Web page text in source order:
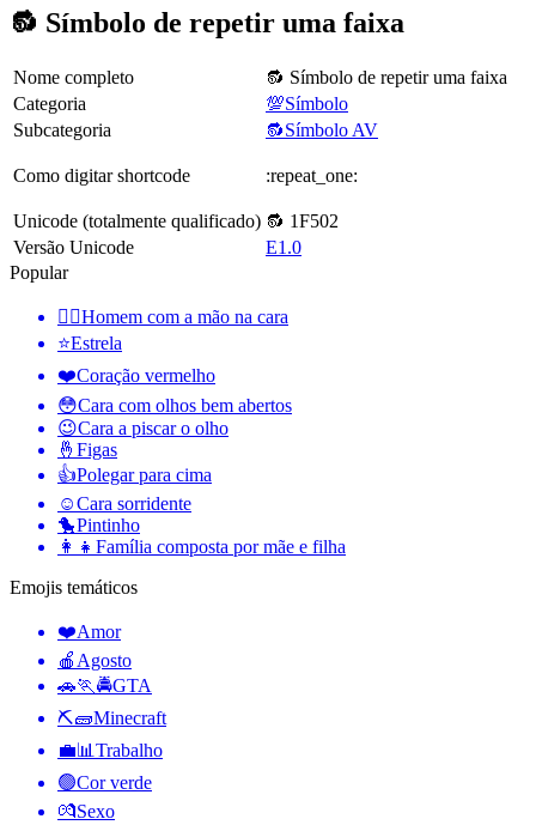
🔂 Símbolo de repetir uma faixa
Nome completo
🔂 Símbolo de repetir uma faixa
Categoria
💯Símbolo
Subcategoria
🔂Símbolo AV
Como digitar shortcode :repeat_one:
Unicode (totalmente qualificado) 🔂 1F502
Versão Unicode
E1.0
Popular
🤦‍♂️Homem com a mão na cara
⭐Estrela
❤️Coração vermelho
😳Cara com olhos bem abertos
😉Cara a piscar o olho
🤞 Figas
👍Polegar para cima
☺️Cara sorridente
🐤Pintinho
👩‍👧 Família composta por mãe e filha
Emojis temáticos
❤️Amor
🍎 Agosto
🚗🏃🚔GTA
⛏🧱Minecraft
💼📊 Trabalho
🟢Cor verde
💏Sexo